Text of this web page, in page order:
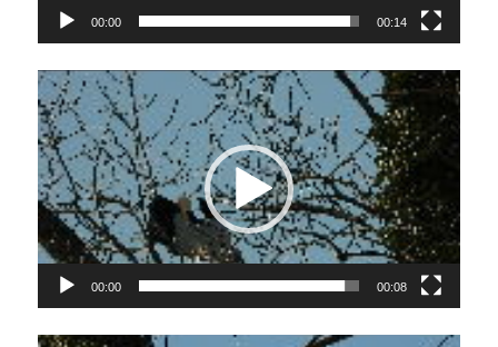
00:00 00:14
Lecteur
vidéo
00:00 00:08